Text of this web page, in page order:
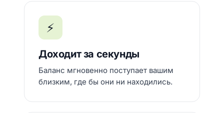
⚡
Доходит за секунды
Баланс мгновенно поступает вашим
близким, где бы они ни находились.